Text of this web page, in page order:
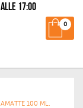
17:00
0
100 ML.